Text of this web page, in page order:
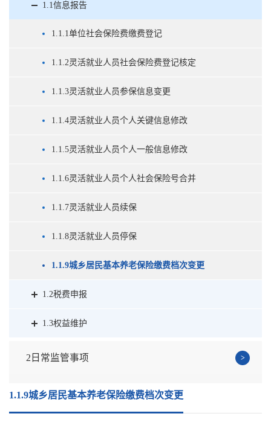
1.1信息报告
1.1.1单位社会保险费缴费登记
1.1.2灵活就业人员社会保险费登记核定
1.1.3灵活就业人员参保信息变更
1.1.4灵活就业人员个人关键信息修改
1.1.5灵活就业人员个人一般信息修改
1.1.6灵活就业人员个人社会保险号合并
1.1.7灵活就业人员续保
1.1.8灵活就业人员停保
1.1.9城乡居民基本养老保险缴费档次变更
1.2税费申报
1.3权益维护
2日常监管事项
1.1.9城乡居民基本养老保险缴费档次变更